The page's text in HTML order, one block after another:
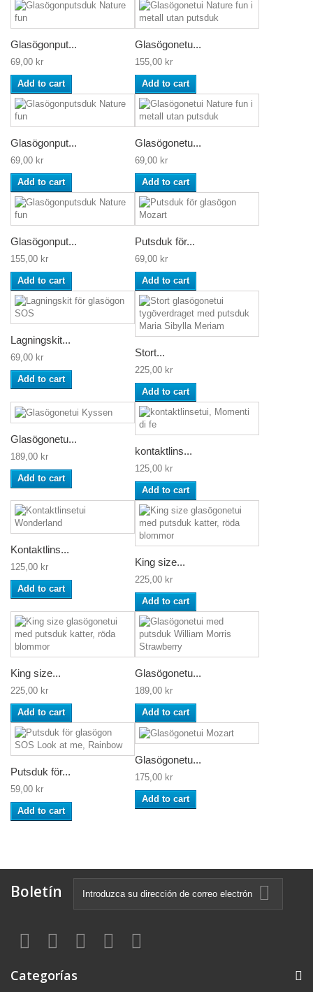
Glasögonput...
69,00 kr
Add to cart
Glasögonetu...
155,00 kr
Add to cart
Glasögonput...
69,00 kr
Add to cart
Glasögonetu...
69,00 kr
Add to cart
Glasögonput...
155,00 kr
Add to cart
Putsduk för...
69,00 kr
Add to cart
Lagningskit...
69,00 kr
Add to cart
Stort...
225,00 kr
Add to cart
Glasögonetu...
189,00 kr
Add to cart
kontaktlins...
125,00 kr
Add to cart
Kontaktlins...
125,00 kr
Add to cart
King size...
225,00 kr
Add to cart
King size...
225,00 kr
Add to cart
Glasögonetu...
189,00 kr
Add to cart
Putsduk för...
59,00 kr
Add to cart
Glasögonetu...
175,00 kr
Add to cart
Boletín
Categorías